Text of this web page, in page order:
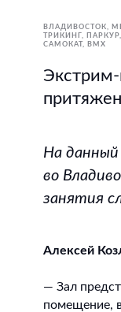
ВЛАДИВОСТОК
ТРИКИНГ,
САМОКАТ, BMX
Экстрим-
На
во
занятия
Алексей
— Зал
помещение,